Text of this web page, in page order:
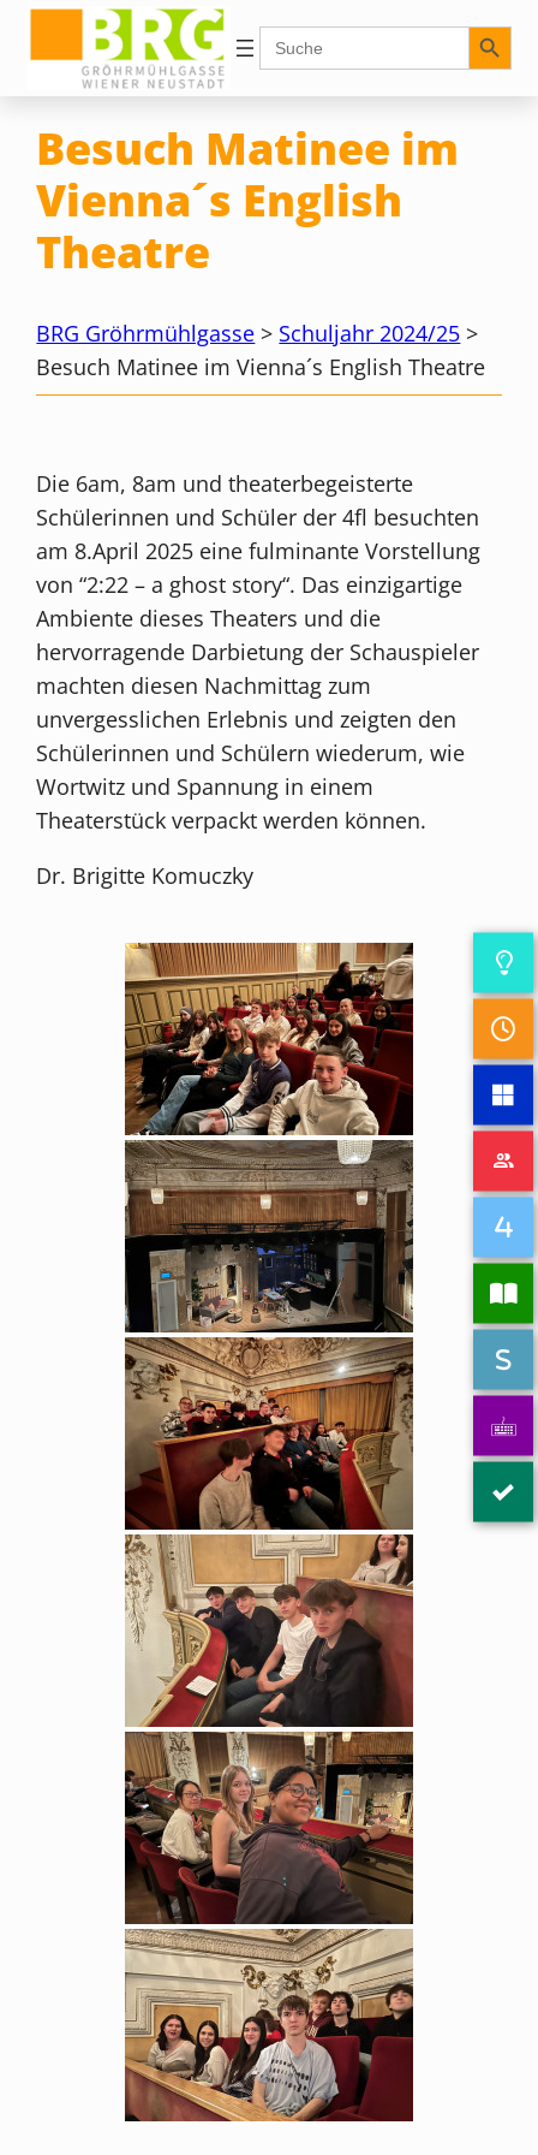
Inhalt
springen
Search
for:
Search Button
Besuch Matinee im
Vienna´s English
Theatre
BRG Gröhrmühlgasse > Schuljahr 2024/25 >
Besuch Matinee im Vienna´s English Theatre
Die 6am, 8am und theaterbegeisterte
Schülerinnen und Schüler der 4fl besuchten
am 8.April 2025 eine fulminante Vorstellung
von “2:22 – a ghost story“. Das einzigartige
Ambiente dieses Theaters und die
hervorragende Darbietung der Schauspieler
machten diesen Nachmittag zum
unvergesslichen Erlebnis und zeigten den
Schülerinnen und Schülern wiederum, wie
Wortwitz und Spannung in einem
Theaterstück verpackt werden können.
Dr. Brigitte Komuczky